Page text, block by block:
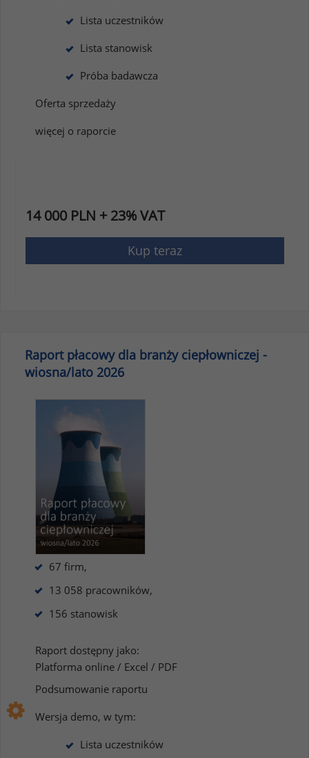
Lista uczestników
Lista stanowisk
Próba badawcza
Oferta sprzedaży
więcej o raporcie
14 000 PLN + 23% VAT
Kup teraz
Raport płacowy dla branży ciepłowniczej -
wiosna/lato 2026
67 firm,
13 058 pracowników,
156 stanowisk
Raport dostępny jako:
Platforma online / Excel / PDF
Podsumowanie raportu
Wersja demo, w tym:
Lista uczestników